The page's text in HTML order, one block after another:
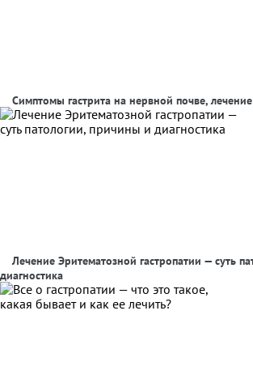
Симптомы гастрита на нервной почве, лечение
Лечение Эритематозной гастропатии — суть
диагностика